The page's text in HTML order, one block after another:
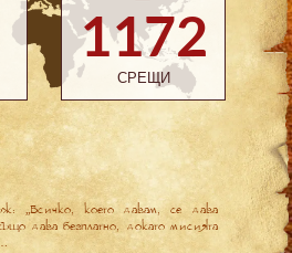
1172
СРЕЩИ
„Всичко, което давам, се дава
дава безплатно, докато мисията